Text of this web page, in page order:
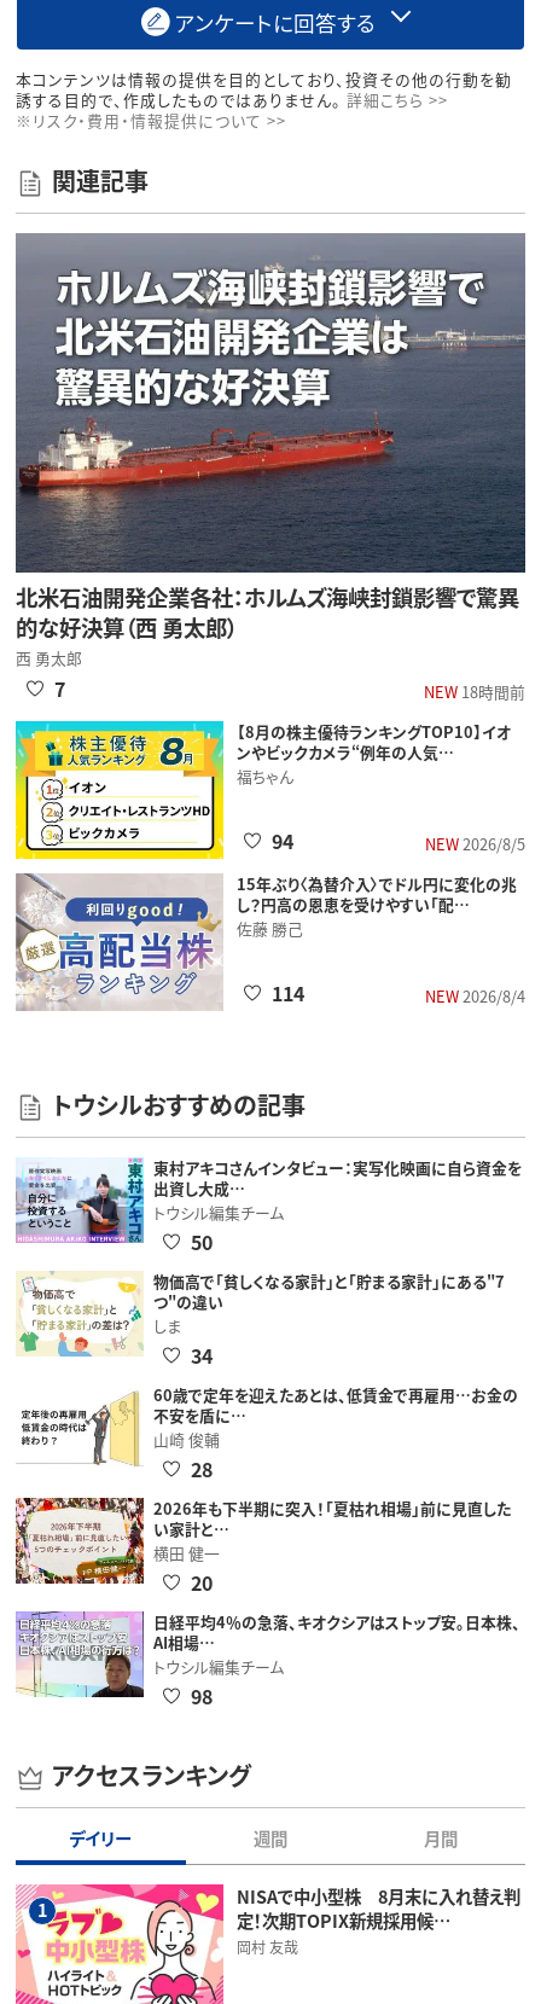
アンケートに回答する
本コンテンツは情報の提供を目的としており、投資その他の行動を勧
誘する目的で、作成したものではありません。 詳細こちら >>
※リスク・費用・情報提供について >>
関連記事
北米石油開発企業各社：ホルムズ海峡封鎖影響で驚異
的な好決算（西 勇太郎）
西 勇太郎
NEW18時間前
7
【8月の株主優待ランキングTOP10】イオ
ンやビックカメラ“例年の人気…
福ちゃん
NEW2026/8/5
94
15年ぶり〈為替介入〉でドル円に変化の兆
し？円高の恩恵を受けやすい「配…
佐藤 勝己
NEW2026/8/4
114
トウシルおすすめの記事
東村アキコさんインタビュー：実写化映画に自ら資金を
出資し大成…
トウシル編集チーム
50
物価高で「貧しくなる家計」と「貯まる家計」にある"7
つ"の違い
しま
34
60歳で定年を迎えたあとは、低賃金で再雇用…お金の
不安を盾に…
山崎 俊輔
28
2026年も下半期に突入！「夏枯れ相場」前に見直した
い家計と…
横田 健一
20
日経平均4％の急落、キオクシアはストップ安。日本株、
AI相場…
トウシル編集チーム
98
アクセスランキング
デイリー 週間 月間
1
NISAで中小型株 8月末に入れ替え判
定！次期TOPIX新規採用候…
岡村 友哉